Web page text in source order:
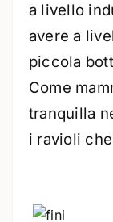
a livello
avere a
piccola
Come
tranquilla
i ravioli